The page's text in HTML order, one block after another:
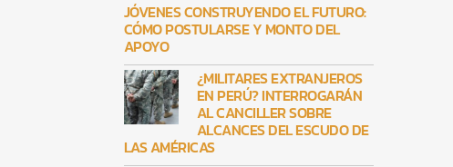
JÓVENES CONSTRUYENDO EL FUTURO:
CÓMO POSTULARSE Y MONTO DEL
APOYO
¿MILITARES EXTRANJEROS
EN PERÚ? INTERROGARÁN
AL CANCILLER SOBRE
ALCANCES DEL ESCUDO DE
LAS AMÉRICAS